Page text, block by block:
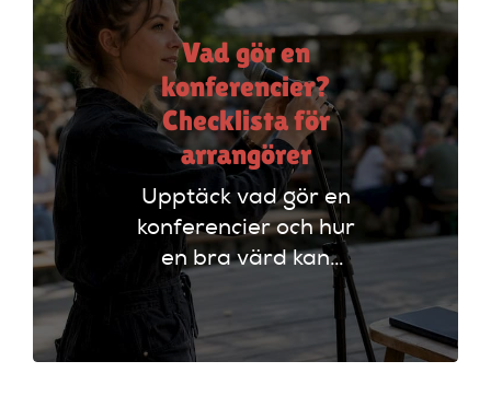
Vad gör en
konferencier?
Checklista för
arrangörer
Upptäck vad gör en
konferencier och hur
en bra värd kan
lyfta ditt event. Följ
vår checklista för
att säkerställa en